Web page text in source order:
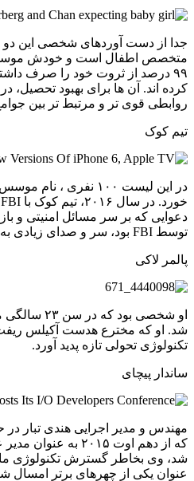
جدا از دست آوردهای شخصی این
متخصص اطفال است و خودش
۹۹ درصد از ثروت خود را صرف
کرده اند. آن ها برای بهبود تحصیل،
روابطی قوی تر و مرتبط تر بین
تیم کوک
در این لیست ۱۰۰
دعوایی که بر سر مسائل امنیتی و
توسط FBI بود، سر و صدای زیادی به پا کرد.
پالمر لاکی
او شخصی
شد. او که مخترع هدست آکیلس
تکنولوژی تحولی تازه پدید آورد.
ساندار پیچای
مهندس و مدیر اجرایی هندی تبار
که از دهم اوت ۲۰۱۵
شد، وی بخاطر گسترش تکنولوژی
عنوان یکی از چهرهای برتر امسال